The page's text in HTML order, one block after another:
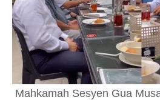
Mahkamah Sesyen Gua